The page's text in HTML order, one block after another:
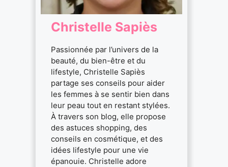
Christelle Sapiès
Passionnée par l’univers de la
beauté, du bien-être et du
lifestyle, Christelle Sapiès
partage ses conseils pour aider
les femmes à se sentir bien dans
leur peau tout en restant stylées.
À travers son blog, elle propose
des astuces shopping, des
conseils en cosmétique, et des
idées lifestyle pour une vie
épanouie. Christelle adore